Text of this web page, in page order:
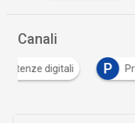
Canali
digitali P